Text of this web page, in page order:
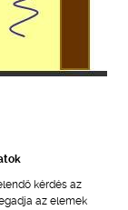
kérdés az
az elemek